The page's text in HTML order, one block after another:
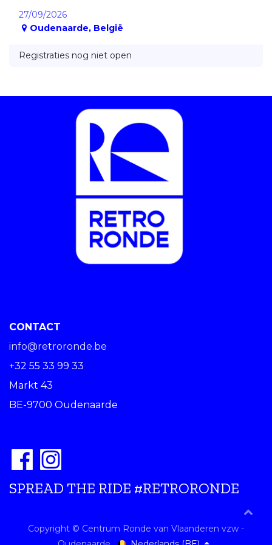
27/09/2026
Oudenaarde, België
Registraties nog niet open
CONTACT
info@retroronde.be
+32 55 33 99 33
Markt 43
BE-9700 Oudenaarde
SPREAD THE RIDE #RETRORONDE
Copyright © Centrum Ronde van Vlaanderen vzw -